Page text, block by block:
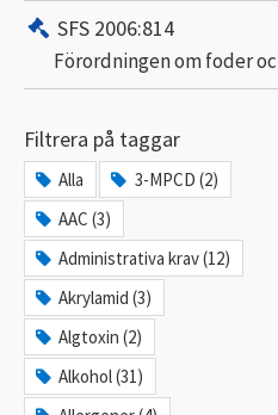
SFS 2006:814
Förordningen om foder
Filtrera på taggar
Alla
3-MPCD (2)
AAC (3)
Administrativa krav (12)
Akrylamid (3)
Algtoxin (2)
Alkohol (31)